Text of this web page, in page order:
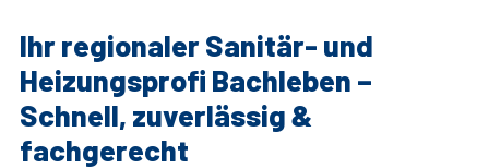
Ihr regionaler Sanitär- und
Heizungsprofi Bachleben –
Schnell, zuverlässig &
fachgerecht